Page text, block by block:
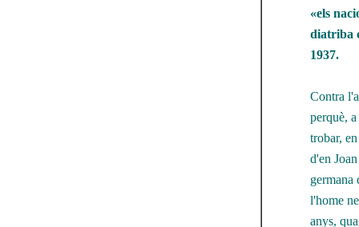
«els
diatriba
1937.
Contra
perquè,
trobar,
d'en
germana
l'home
anys,